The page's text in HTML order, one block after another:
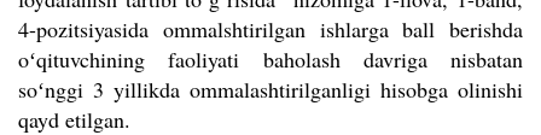
4-pozitsiyasida ommalshtirilgan ishlarga ball berishda
oʻqituvchining faoliyati baholash davriga nisbatan
soʻnggi 3 yillikda ommalashtirilganligi hisobga olinishi
qayd etilgan.